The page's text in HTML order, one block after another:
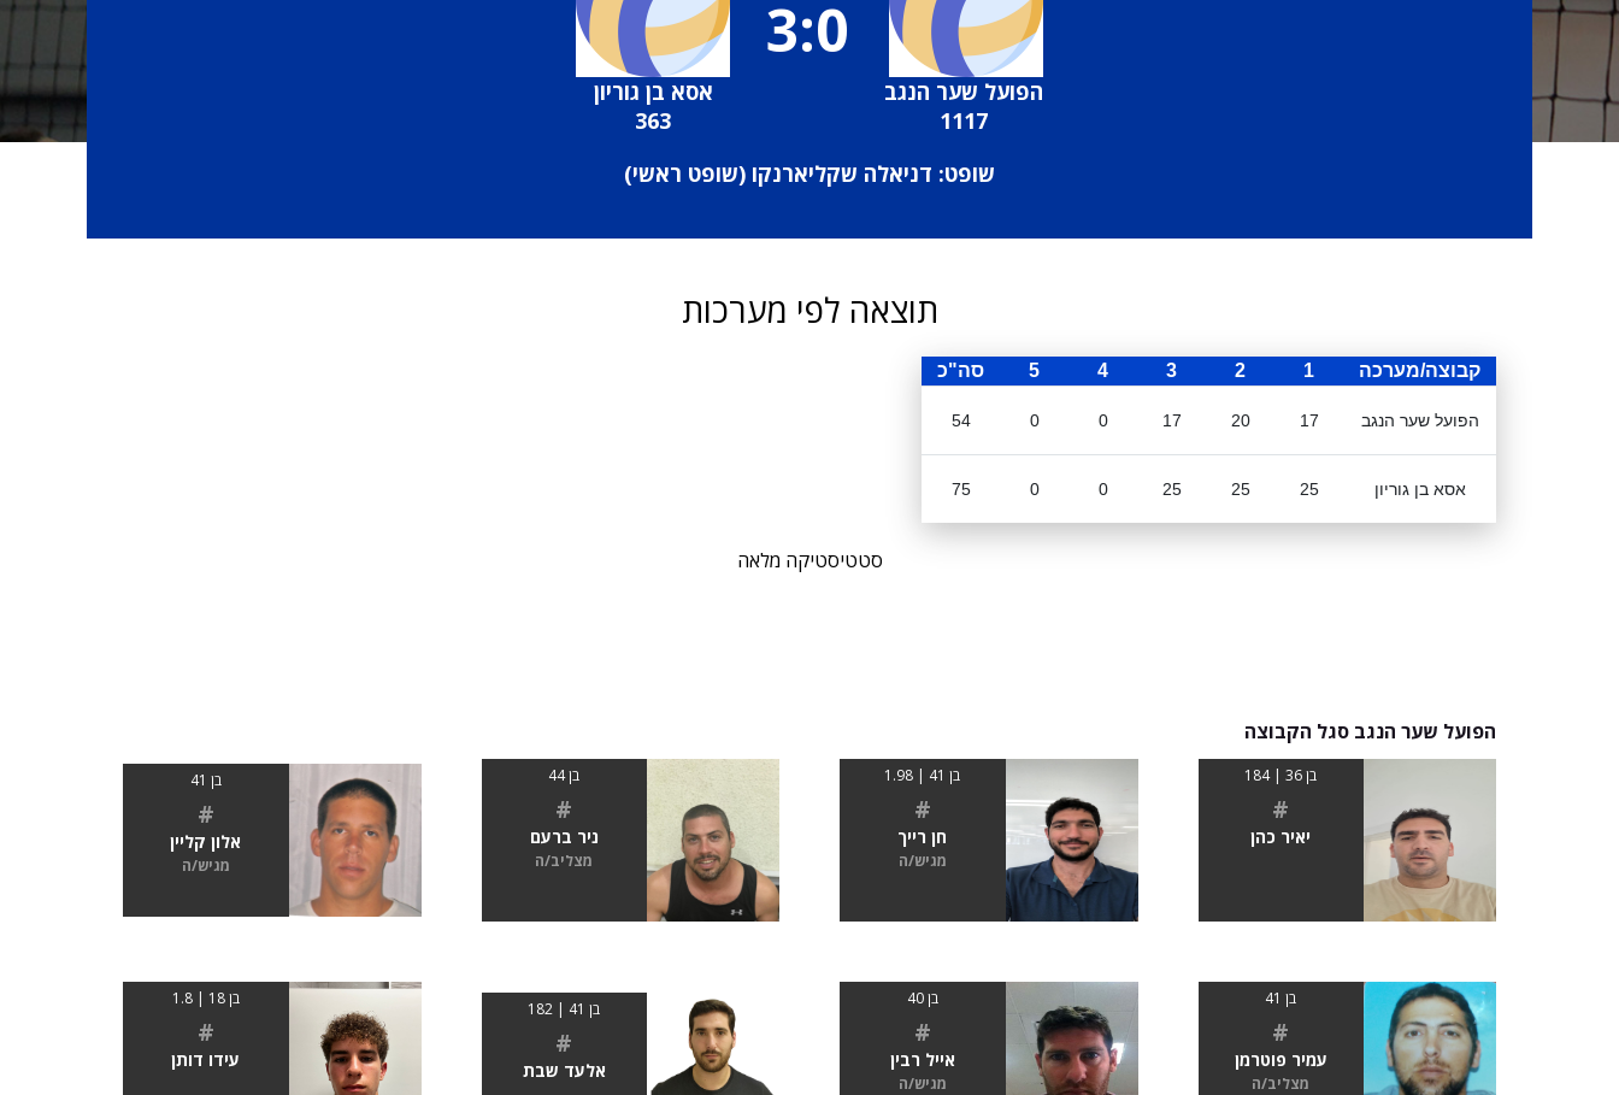
הפועל שער הנגב
1117
3:0
אסא בן גוריון
363
שופט: דניאלה שקליארנקו (שופט ראשי)
תוצאה לפי מערכות
קבוצה/מערכה 1
2
3
4
5 סה"כ
הפועל שער הנגב 17
20
17
0
0
54
אסא בן גוריון 25
25
25
0
0
75
סטטיסטיקה מלאה
הפועל שער הנגב סגל הקבוצה
בן 36 | 184
#
יאיר כהן
בן 41 | 1.98
#
חן רייך
מגיש/ה
בן 44
#
ניר ברעם
מצליב/ה
בן 41
#
אלון קליין
מגיש/ה
בן 41
#
עמיר פוטרמן
מצליב/ה
בן 40
#
אייל רבין
מגיש/ה
בן 41 | 182
#
אלעד שבת
בן 18 | 1.8
#
עידו דותן